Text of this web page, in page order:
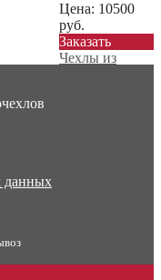
Цена: 10500
руб.
Заказать
Чехлы из
данных